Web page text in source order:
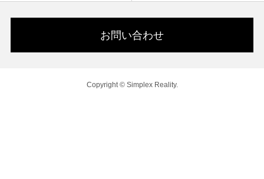
お問い合わせ
Copyright © Simplex Reality.